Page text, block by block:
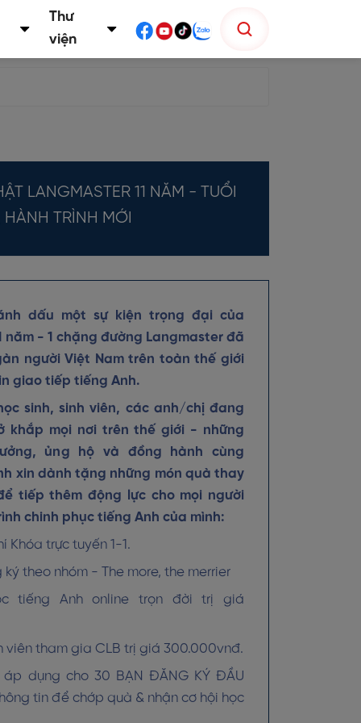
Thư
viện
LANGMASTER 11 NĂM - TUỔI
HÀNH TRÌNH MỚI
dấu một sự kiện trọng đại của
năm - 1 chặng đường Langmaster đã
người Việt Nam trên toàn thế giới
giao tiếp tiếng Anh.
sinh, sinh viên, các anh/chị đang
khắp mọi nơi trên thế giới - những
ủng hộ và đồng hành cùng
xin dành tặng những món quà thay
tiếp thêm động lực cho mọi người
chinh phục tiếng Anh của mình:
Khóa trực tuyến 1-1.
theo nhóm - The more, the merrier
tiếng Anh online trọn đời trị giá
viên tham gia CLB trị giá 300.000vnđ.
dụng cho 30 BẠN ĐĂNG KÝ ĐẦU
tin để chớp quà & nhận cơ hội học